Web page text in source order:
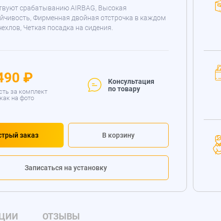
срабатыванию AIRBAG, Высокая
Фирменная двойная отстрочка в каждом
Четкая посадка на сидения.
₽
за комплект
на фото
Консультация
по товару
заказ В корзину
Записаться на установку
ОТЗЫВЫ